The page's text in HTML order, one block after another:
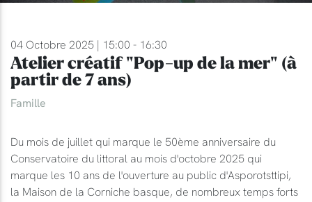
04 Octobre 2025 | 15:00 - 16:30
Atelier créatif "Pop-up de la mer" (à
partir de 7 ans)
Famille
Du mois de juillet qui marque le 50ème anniversaire du
Conservatoire du littoral au mois d'octobre 2025 qui
marque les 10 ans de l'ouverture au public d'Asporotsttipi,
la Maison de la Corniche basque, de nombreux temps forts